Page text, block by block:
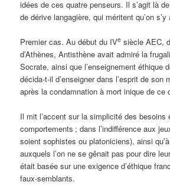
idées de ces quatre penseurs. Il s’agit là
de dérive langagière, qui méritent qu’on s’y
Premier cas. Au début du IVe siècle AEC,
d’Athènes, Antisthène avait admiré la
Socrate, ainsi que l’enseignement éthique
décida-t-il d’enseigner dans l’esprit de son
après la condamnation à mort inique de ce
Il mit l’accent sur la simplicité des besoins
comportements ; dans l’indifférence aux
soient sophistes ou platoniciens), ainsi
auxquels l’on ne se gênait pas pour dire
était basée sur une exigence d’éthique
faux-semblants.